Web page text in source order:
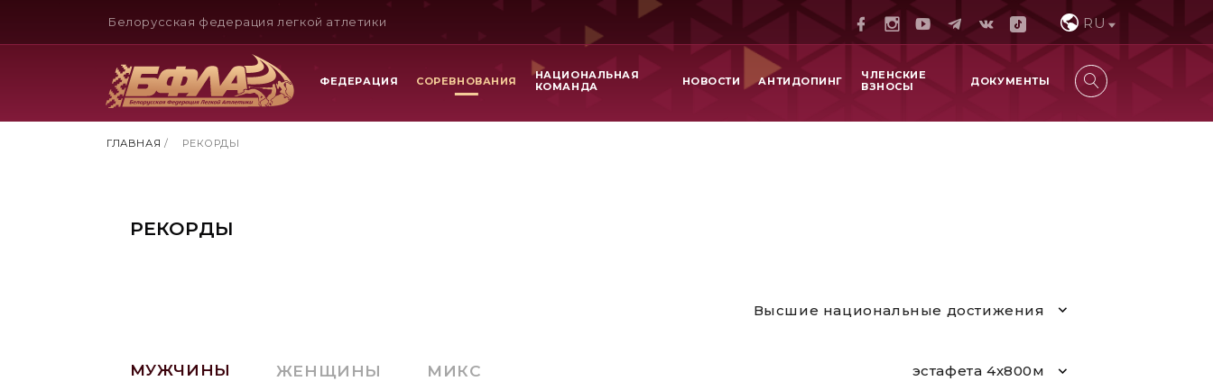
Белорусская федерация легкой атлетики RU
ФЕДЕРАЦИЯ СОРЕВНОВАНИЯ
НАЦИОНАЛЬНАЯ
КОМАНДА
НОВОСТИ АНТИДОПИНГ
ЧЛЕНСКИЕ
ВЗНОСЫ
ДОКУМЕНТЫ
ГЛАВНАЯ / РЕКОРДЫ
РЕКОРДЫ
Высшие национальные достижения
МУЖЧИНЫ ЖЕНЩИНЫ МИКС эстафета 4х800м